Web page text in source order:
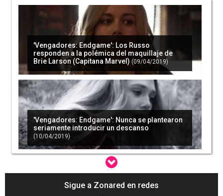
'Vengadores: Endgame': Los Russo
responden a la polémica del maquillaje de
Brie Larson (Capitana Marvel) (09/04/2019)
'Vengadores: Endgame': Nunca se plantearon
seriamente introducir un descanso
(10/04/2019)
Sigue a Zonared en redes